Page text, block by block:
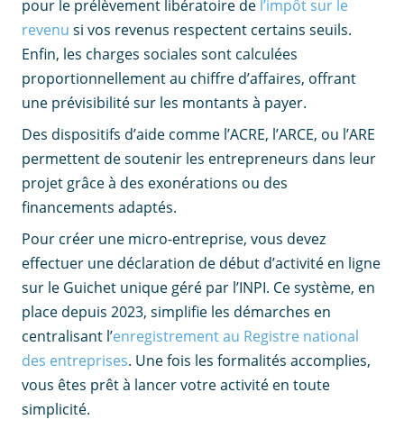
pour le prélèvement libératoire de l’impôt sur le
revenu si vos revenus respectent certains seuils.
Enfin, les charges sociales sont calculées
proportionnellement au chiffre d’affaires, offrant
une prévisibilité sur les montants à payer.
Des dispositifs d’aide comme l’ACRE, l’ARCE, ou l’ARE
permettent de soutenir les entrepreneurs dans leur
projet grâce à des exonérations ou des
financements adaptés.
Pour créer une micro-entreprise, vous devez
effectuer une déclaration de début d’activité en ligne
sur le Guichet unique géré par l’INPI. Ce système, en
place depuis 2023, simplifie les démarches en
centralisant l’enregistrement au Registre national
des entreprises. Une fois les formalités accomplies,
vous êtes prêt à lancer votre activité en toute
simplicité.